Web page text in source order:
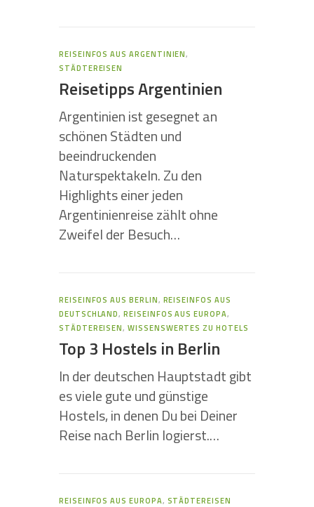
REISEINFOS AUS ARGENTINIEN,
STÄDTEREISEN
Reisetipps Argentinien
Argentinien ist gesegnet an
schönen Städten und
beeindruckenden
Naturspektakeln. Zu den
Highlights einer jeden
Argentinienreise zählt ohne
Zweifel der Besuch…
REISEINFOS AUS BERLIN, REISEINFOS AUS
DEUTSCHLAND,REISEINFOS AUS EUROPA,
STÄDTEREISEN,WISSENSWERTES ZU HOTELS
Top 3 Hostels in Berlin
In der deutschen Hauptstadt gibt
es viele gute und günstige
Hostels, in denen Du bei Deiner
Reise nach Berlin logierst.…
REISEINFOS AUS EUROPA, STÄDTEREISEN